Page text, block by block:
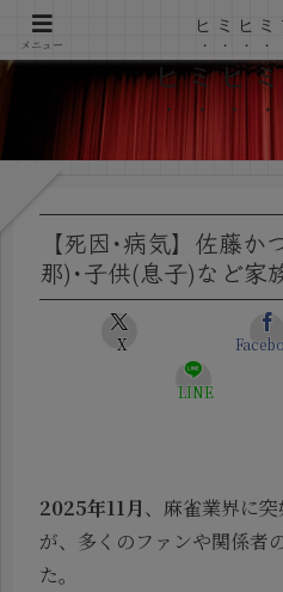
ヒミヒ
【死因･病気】佐藤
那)･子供(息子)など家
X
LINE
2025年11月、麻雀業界に
が、多くのファンや関係者
た。
メニュー
ヒミヒ